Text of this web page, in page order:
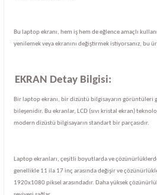
Bu laptop ekranı, hem iş hem de eğlence amaçlı
yenilemek veya ekranını değiştirmek istiyorsanız, bu
EKRAN Detay Bilgisi:
Bir laptop ekranı, bir dizüstü bilgisayarın görüntüleri
bileşenidir. Bu ekranlar, LCD (sıvı kristal ekran)
modern dizüstü bilgisayarın standart bir parçasıdır.
Laptop ekranları, çeşitli boyutlarda ve
genellikle 11 ila 17 inç arasında değişir ve
1920x1080 piksel arasındadır. Daha yüksek